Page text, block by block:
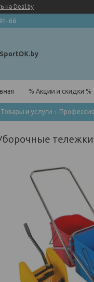
на Deal.by
66
% Акции и скидки %
Товары и услуги